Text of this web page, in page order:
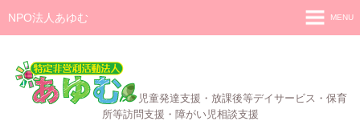
NPO法人あゆむ
児童発達支援・放課後等デイサービス・保育
所等訪問支援・障がい児相談支援
MENU
施設紹介